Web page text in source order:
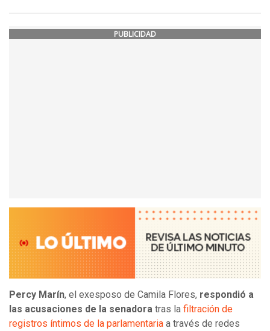
PUBLICIDAD
Percy Marín, el exesposo de Camila Flores, respondió a
las acusaciones de la senadora tras la filtración de
registros íntimos de la parlamentaria a través de redes